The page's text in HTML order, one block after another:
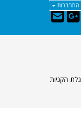
התחברות
הקניות